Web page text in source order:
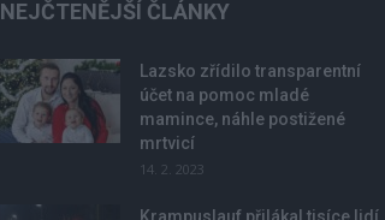
NEJČTENĚJŠÍ ČLÁNKY
Lazsko zřídilo transparentní
účet na pomoc mladé
mamince, náhle postižené
mrtvicí
14. 2. 2023
Krampuslauf přilákal tisíce lidí